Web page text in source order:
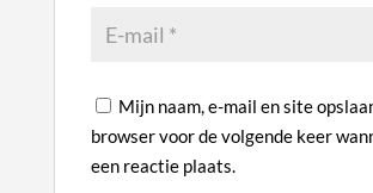
Mijn naam, e-mail en site
browser voor de volgende keer
een reactie plaats.